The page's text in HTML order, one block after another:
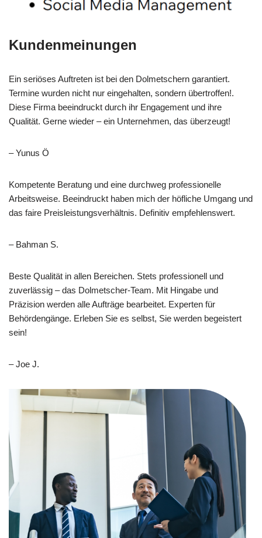
Kundenmeinungen
Ein seriöses Auftreten ist bei den Dolmetschern garantiert.
Termine wurden nicht nur eingehalten, sondern übertroffen!.
Diese Firma beeindruckt durch ihr Engagement und ihre
Qualität. Gerne wieder – ein Unternehmen, das überzeugt!
– Yunus Ö
Kompetente Beratung und eine durchweg professionelle
Arbeitsweise. Beeindruckt haben mich der höfliche Umgang und
das faire Preisleistungsverhältnis. Definitiv empfehlenswert.
– Bahman S.
Beste Qualität in allen Bereichen. Stets professionell und
zuverlässig – das Dolmetscher-Team. Mit Hingabe und
Präzision werden alle Aufträge bearbeitet. Experten für
Behördengänge. Erleben Sie es selbst, Sie werden begeistert
sein!
– Joe J.